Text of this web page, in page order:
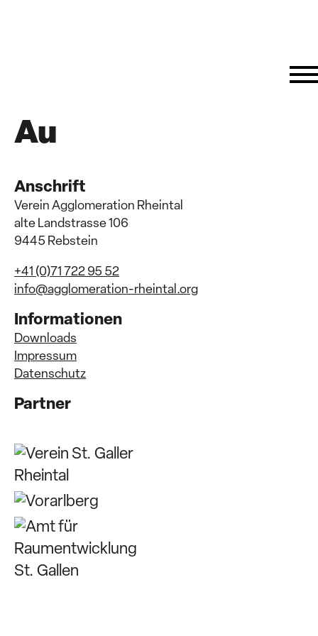
Au
Anschrift
Verein Agglomeration Rheintal
alte Landstrasse 106
9445 Rebstein
+41 (0)71 722 95 52
info@agglomeration-rheintal.org
Informationen
Downloads
Impressum
Datenschutz
Partner